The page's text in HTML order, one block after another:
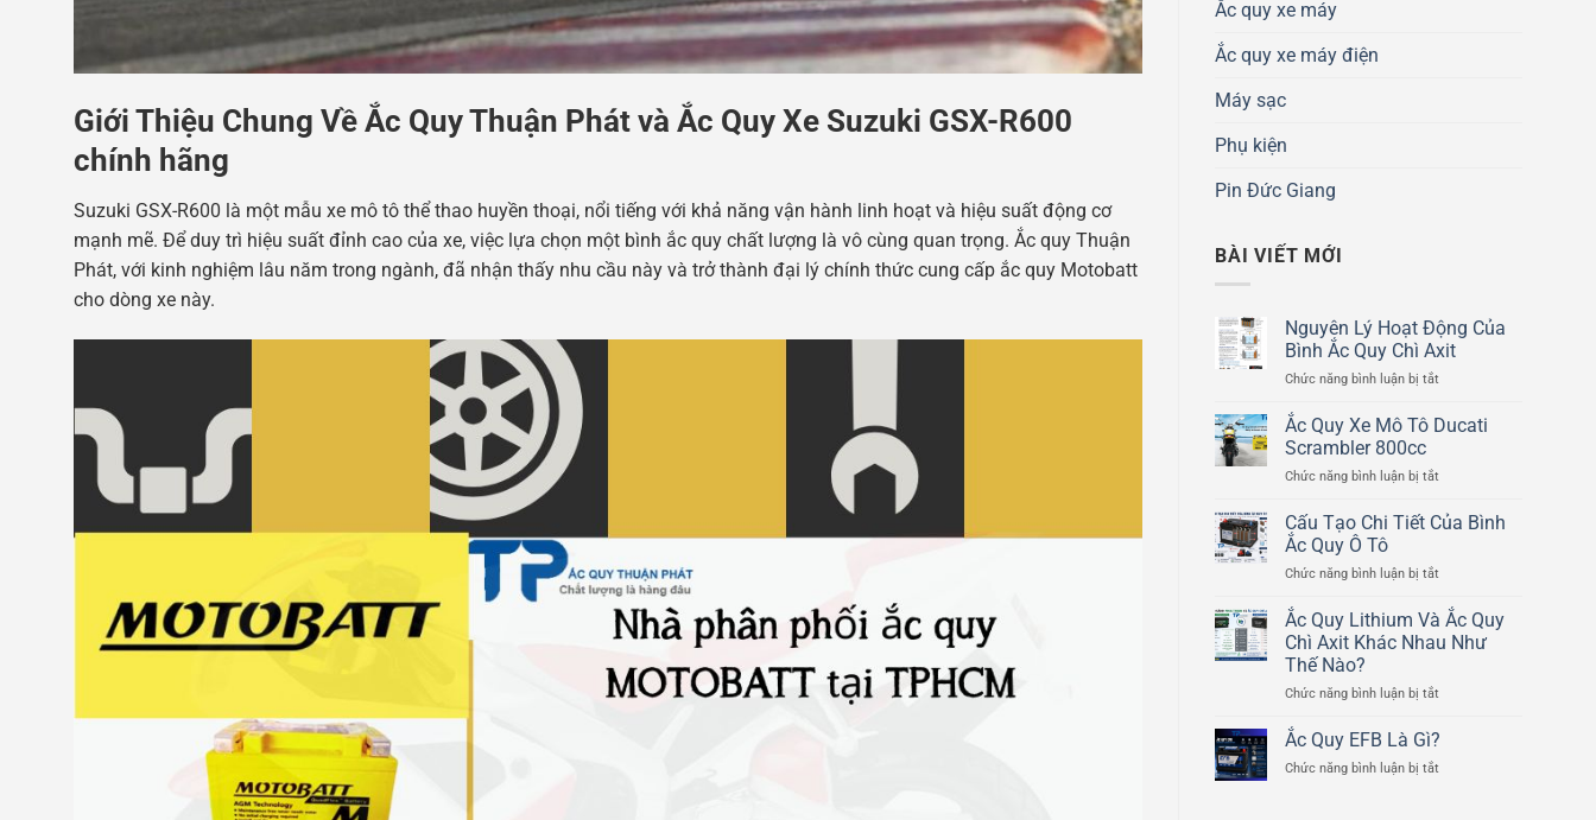
Giới Thiệu Chung Về Ắc Quy Thuận Phát và Ắc Quy Xe Suzuki GSX-R600
chính hãng
Suzuki GSX-R600 là một mẫu xe mô tô thể thao huyền thoại, nổi tiếng với khả năng vận hành linh hoạt và hiệu suất động cơ
mạnh mẽ. Để duy trì hiệu suất đỉnh cao của xe, việc lựa chọn một bình ắc quy chất lượng là vô cùng quan trọng. Ắc quy Thuận
Phát, với kinh nghiệm lâu năm trong ngành, đã nhận thấy nhu cầu này và trở thành đại lý chính thức cung cấp ắc quy Motobatt
cho dòng xe này.
Ắc quy xe máy
Ắc quy xe máy điện
Máy sạc
Phụ kiện
Pin Đức Giang
BÀI VIẾT MỚI
Nguyên Lý Hoạt Động Của
Bình Ắc Quy Chì Axit
Chức năng bình luận bị tắt
Lý
Của
Ắc
Axit
Ắc Quy Xe Mô Tô Ducati
Scrambler 800cc
Chức năng bình luận bị tắt
Quy
Tô
Scrambler
800cc
Cấu Tạo Chi Tiết Của Bình
Ắc Quy Ô Tô
Chức năng bình luận bị tắt
Tạo
Chi
Tiết
Bình
Quy
Tô
Ắc Quy Lithium Và Ắc Quy
Chì Axit Khác Nhau Như
Thế Nào?
Chức năng bình luận bị tắt
Quy
Và
Ắc Quy EFB Là Gì?
Chức năng bình luận bị tắt